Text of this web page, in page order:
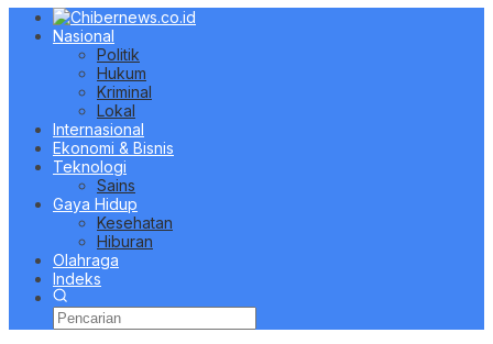
Nasional
Politik
Hukum
Kriminal
Lokal
Internasional
Ekonomi & Bisnis
Teknologi
Sains
Gaya Hidup
Kesehatan
Hiburan
Olahraga
Indeks